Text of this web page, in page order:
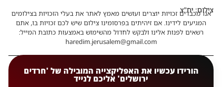
צילום: יח"צ
אנו מכבדים זכויות יוצרים ועושים מאמץ לאתר את בעלי הזכויות בצילומים
המגיעים לידינו. אם זיהיתים בפרסומינו צילום שיש לכם זכויות בו, אתם
רשאים לפנות אלינו ולבקש לחדול מהשימוש באמצעות כתובת המייל:
haredim.jerusalem@gmail.com
הורידו עכשיו את האפליקצייה המובילה של 'חרדים
ירושלים' אליכם לנייד